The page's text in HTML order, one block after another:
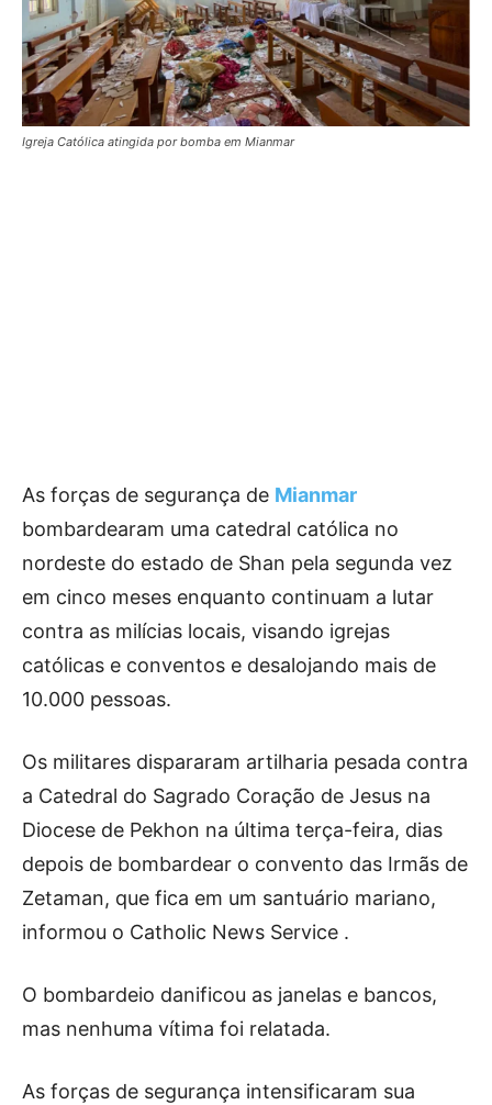
Igreja Católica atingida por bomba em Mianmar
As forças de segurança de Mianmar
bombardearam uma catedral católica no
nordeste do estado de Shan pela segunda vez
em cinco meses enquanto continuam a lutar
contra as milícias locais, visando igrejas
católicas e conventos e desalojando mais de
10.000 pessoas.
Os militares dispararam artilharia pesada contra
a Catedral do Sagrado Coração de Jesus na
Diocese de Pekhon na última terça-feira, dias
depois de bombardear o convento das Irmãs de
Zetaman, que fica em um santuário mariano,
informou o Catholic News Service .
O bombardeio danificou as janelas e bancos,
mas nenhuma vítima foi relatada.
As forças de segurança intensificaram sua